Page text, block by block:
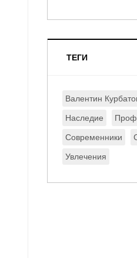
ТЕГИ
Валентин
Наследие
Современники
Увлечения